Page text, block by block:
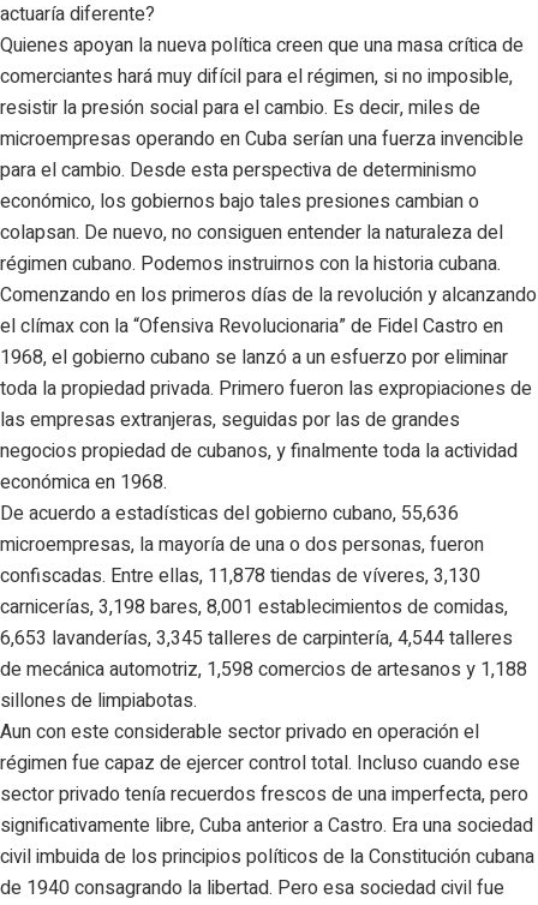
actuaría diferente?
Quienes apoyan la nueva política creen que una masa crítica de
comerciantes hará muy difícil para el régimen, si no imposible,
resistir la presión social para el cambio. Es decir, miles de
microempresas operando en Cuba serían una fuerza invencible
para el cambio. Desde esta perspectiva de determinismo
económico, los gobiernos bajo tales presiones cambian o
colapsan. De nuevo, no consiguen entender la naturaleza del
régimen cubano. Podemos instruirnos con la historia cubana.
Comenzando en los primeros días de la revolución y alcanzando
el clímax con la “Ofensiva Revolucionaria” de Fidel Castro en
1968, el gobierno cubano se lanzó a un esfuerzo por eliminar
toda la propiedad privada. Primero fueron las expropiaciones de
las empresas extranjeras, seguidas por las de grandes
negocios propiedad de cubanos, y finalmente toda la actividad
económica en 1968.
De acuerdo a estadísticas del gobierno cubano, 55,636
microempresas, la mayoría de una o dos personas, fueron
confiscadas. Entre ellas, 11,878 tiendas de víveres, 3,130
carnicerías, 3,198 bares, 8,001 establecimientos de comidas,
6,653 lavanderías, 3,345 talleres de carpintería, 4,544 talleres
de mecánica automotriz, 1,598 comercios de artesanos y 1,188
sillones de limpiabotas.
Aun con este considerable sector privado en operación el
régimen fue capaz de ejercer control total. Incluso cuando ese
sector privado tenía recuerdos frescos de una imperfecta, pero
significativamente libre, Cuba anterior a Castro. Era una sociedad
civil imbuida de los principios políticos de la Constitución cubana
de 1940 consagrando la libertad. Pero esa sociedad civil fue